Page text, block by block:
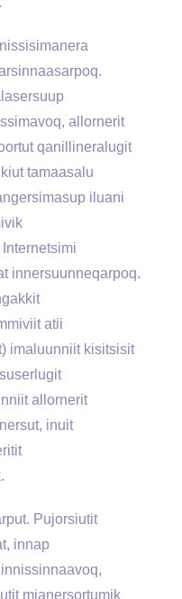
allornerit
qanillineralugit
tamaasalu
iluani
innersuunneqarpoq.
atii
imaluunniit kisitsisit
allornerit
inuit
Pujorsiutit
innap
mianersortumik